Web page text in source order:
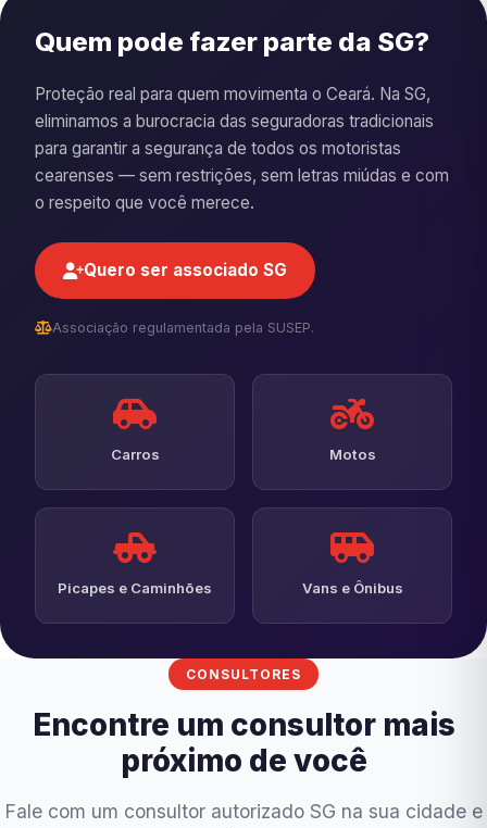
Quem pode fazer parte da SG?
Proteção real para quem movimenta o Ceará. Na SG,
eliminamos a burocracia das seguradoras tradicionais
para garantir a segurança de todos os motoristas
cearenses — sem restrições, sem letras miúdas e com
o respeito que você merece.
Quero ser associado SG
Associação regulamentada pela SUSEP.
Carros Motos
Picapes e Caminhões Vans e Ônibus
CONSULTORES
Encontre um consultor mais
próximo de você
Fale com um consultor autorizado SG na sua cidade e